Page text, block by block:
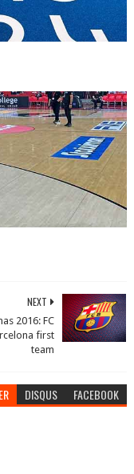
NEXT
2016: FC
first
team
DISQUS FACEBOOK